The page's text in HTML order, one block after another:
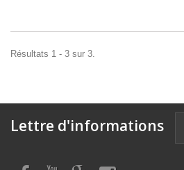
Résultats 1 - 3 sur 3.
Lettre d'informations